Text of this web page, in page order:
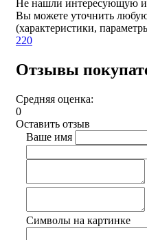
Не нашли интересующую
Вы можете уточнить
(характеристики,
220
Отзывы
Средняя оценка:
0
Оставить отзыв
Ваше имя
Символы на картинке